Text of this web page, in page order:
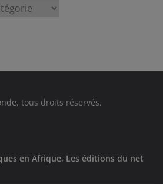
, tous droits réservés.
en Afrique, Les éditions du net